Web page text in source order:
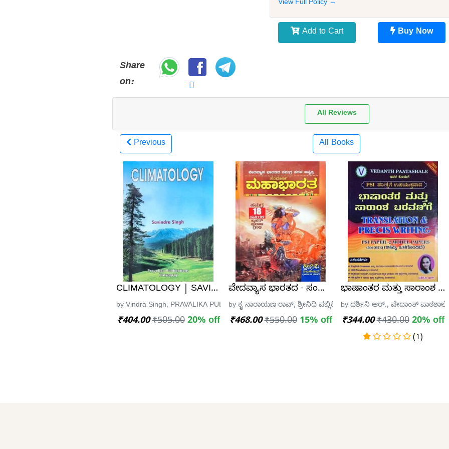
View Full Policy →
Add to Cart Buy Now
Share
on:
All Reviews
Previous All Books
CLIMATOLOGY | SAVINDRA SINGH | PRAVALIKA PUBLICATIONS
by Vindra Singh, PRAVALIKA PUBLICATIONS
₹404.00 ₹505.00 20% off
ವೇದವ್ಯಾಸ ಭಾರತದ - ಸಂಪೂರ್ಣ ಮಹಾಭಾರತ
by ಕೃ ನಾರಾಯಣ ರಾವ್, ಶ್ರೀನಿಧಿ ಪಬ್ಲಿಕೇಷನ್ಸ್
₹468.00 ₹550.00 15% off
ಭಾಷಾಂತರ ಮತ್ತು
by ದರ್ಶಿನಿ ಆರ್., ವೇದಾಂತ್ ಪಾಠಶಾಲೆ
₹344.00 ₹430.00 20% off
(1)